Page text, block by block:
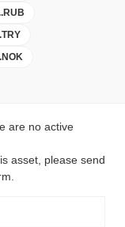
RUB
TRY
NOK
are no active
asset, please send